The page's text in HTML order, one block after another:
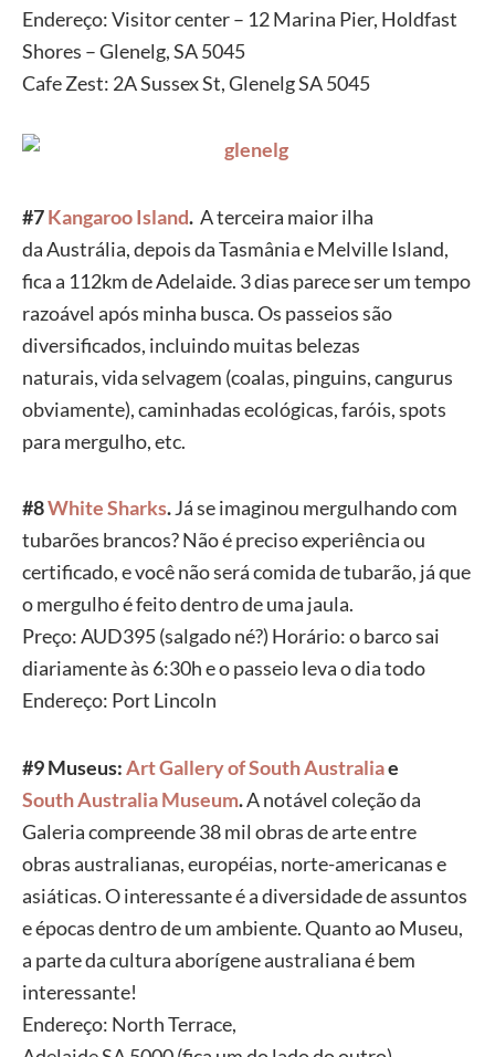
Endereço: Visitor center – 12Marina Pier, Holdfast
Shores – Glenelg, SA 5045
CafeZest: 2A Sussex St, Glenelg SA 5045
#7KangarooIsland. A terceira maior ilha
daAustrália, depois da Tasmânia e Melville Island,
fica a 112km deAdelaide. 3 dias parece ser um tempo
razoável após minha busca. Os passeios são
diversificados, incluindo muitas belezas
naturais,vida selvagem (coalas, pinguins, cangurus
obviamente), caminhadasecológicas, faróis, spots
para mergulho, etc.
#8WhiteSharks.Já se imaginou mergulhandocom
tubarões brancos? Nãoé preciso experiência ou
certificado, e você não será comida detubarão, já que
o mergulho é feito dentro de uma jaula.
Preço:AUD395 (salgado né?) Horário: o barco sai
diariamente às 6:30h e opasseio leva o dia todo
Endereço: Port Lincoln
#9 Museus:Art Gallery ofSouth Australiae
SouthAustralia Museum.Anotável coleçãoda
Galeria compreende 38 mil obras de arte entre
obrasaustralianas, européias, norte-americanas e
asiáticas. Ointeressante é a diversidade de assuntos
e épocas dentro de umambiente. Quanto ao Museu,
a parte da cultura aborígene australianaé bem
interessante!
Endereço: North Terrace,